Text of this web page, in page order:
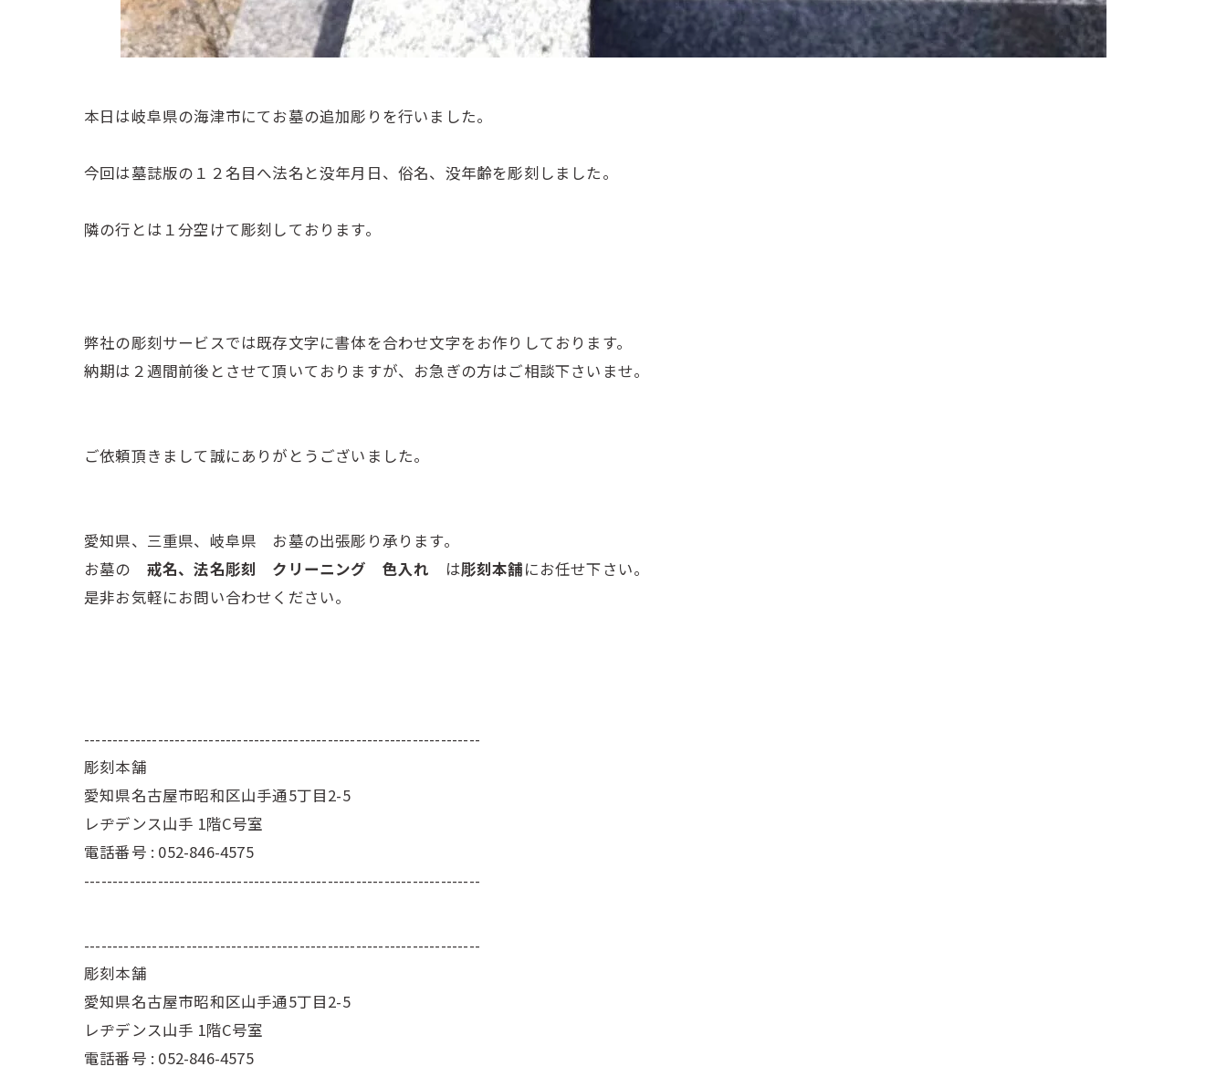
本日は岐阜県の海津市にてお墓の追加彫りを行いました。
今回は墓誌版の１２名目へ法名と没年月日、俗名、没年齢を彫刻しました。
隣の行とは１分空けて彫刻しております。
弊社の彫刻サービスでは既存文字に書体を合わせ文字をお作りしております。
納期は２週間前後とさせて頂いておりますが、お急ぎの方はご相談下さいませ。
ご依頼頂きまして誠にありがとうございました。
愛知県、三重県、岐阜県 お墓の出張彫り承ります。
お墓の 戒名、法名彫刻 クリーニング 色入れ は彫刻本舗にお任せ下さい。
是非お気軽にお問い合わせください。
----------------------------------------------------------------------
彫刻本舗
愛知県名古屋市昭和区山手通5丁目2-5
レヂデンス山手 1階C号室
電話番号 : 052-846-4575
----------------------------------------------------------------------
----------------------------------------------------------------------
彫刻本舗
愛知県名古屋市昭和区山手通5丁目2-5
レヂデンス山手 1階C号室
電話番号 : 052-846-4575